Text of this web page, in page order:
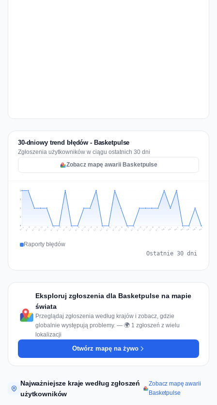
30-dniowy trend błędów - Basketpulse
Zgłoszenia użytkowników w ciągu ostatnich 30 dni
Zobacz mapę awarii Basketpulse
1
1
2
2
Jul 9 Jul 10 Jul 11 Jul 12 Jul 13 Jul 14 Jul 15 Jul 16 Jul 17 Jul 18 Jul 19 Jul 20 Jul 21 Jul 22 Jul 23 Jul 24 Jul 25 Jul 26 Jul 27 Jul 28 Jul 29 Jul 30 Jul 31 Aug 1 Aug 2 Aug 3 Aug 4 Aug 5 Aug 6 Aug 7
Raporty błędów
Ostatnie 30 dni
Eksploruj zgłoszenia dla Basketpulse na mapie
świata
Przeglądaj zgłoszenia według krajów i zobacz, gdzie
globalnie występują problemy. — 🌍 1 zgłoszeń z wielu
lokalizacji
Otwórz mapę na żywo
Najważniejsze kraje według zgłoszeń
użytkowników
Zobacz mapę awarii
Basketpulse